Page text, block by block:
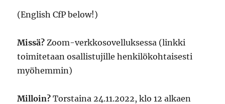
(English CfP below!)
Missä? Zoom-verkkosovelluksessa (linkki
toimitetaan osallistujille henkilökohtaisesti
myöhemmin)
Milloin? Torstaina 24.11.2022, klo 12 alkaen